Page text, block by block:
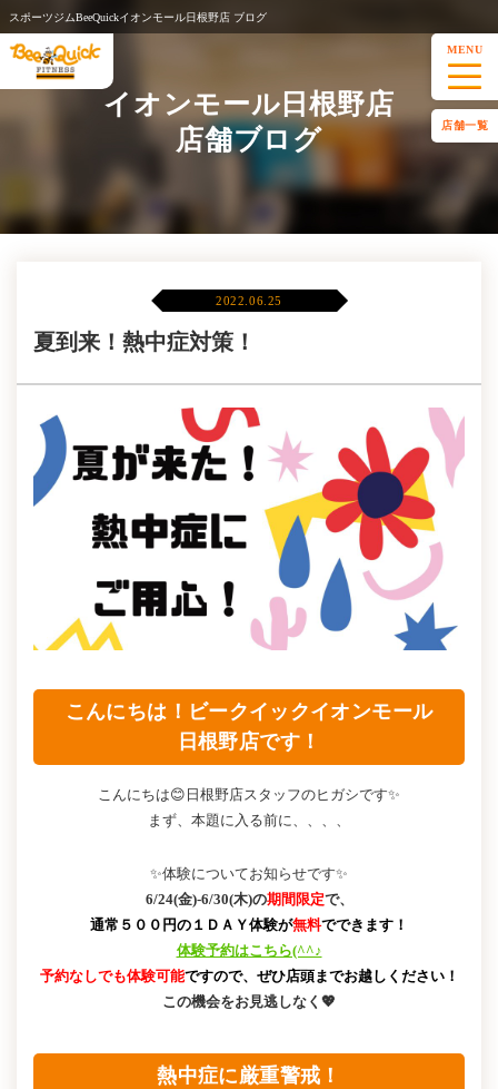
スポーツジムBeeQuickイオンモール日根野店 ブログ
MENU
店舗一覧
イオンモール日根野店
店舗ブログ
2022.06.25
夏到来！熱中症対策！
こんにちは！ビークイックイオンモール
日根野店です！
こんにちは😊日根野店スタッフのヒガシです✨
まず、本題に入る前に、、、、
✨体験についてお知らせです✨
6/24(金)-6/30(木)の期間限定で、
通常５００円の１ＤＡＹ体験が無料でできます！
体験予約はこちら(^^♪
予約なしでも体験可能ですので、ぜひ店頭までお越しください！
この機会をお見逃しなく💖
熱中症に厳重警戒！